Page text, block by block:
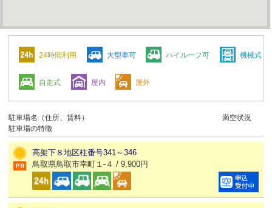
24時間利用 大型車可 ハイルーフ可 機械式
自走式 屋内 屋外
駐車場名（住所、賃料）
駐車場の特徴
満空状況
高架下８地区柱番号341～346
鳥取県鳥取市幸町１-４ / 9,900円